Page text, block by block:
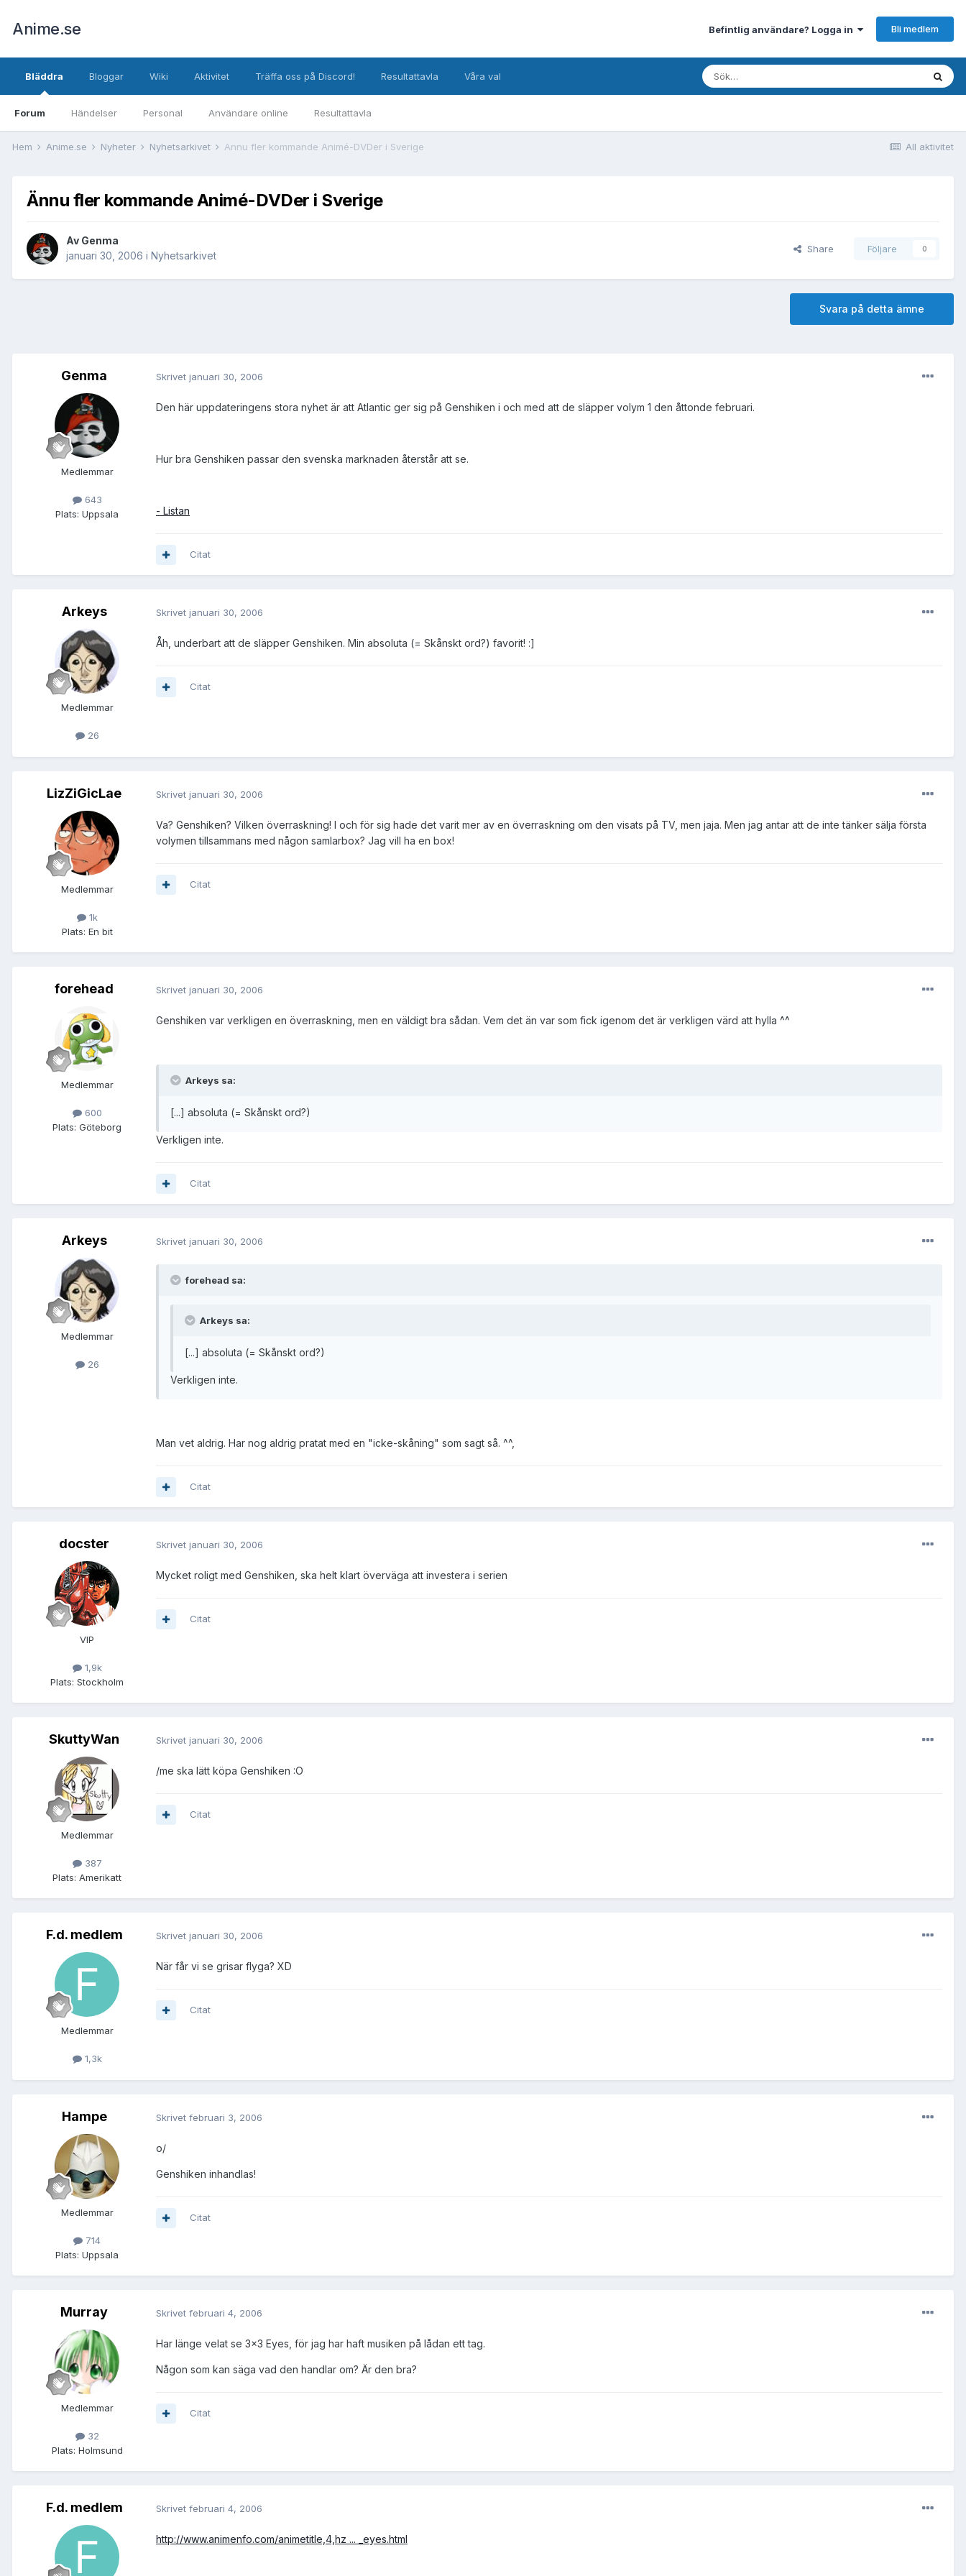
Anime.se Befintlig användare? Logga in Bli medlem
Bläddra
Forum Händelser Personal Användare online Resultattavla
Bloggar Wiki Aktivitet Träffa oss på Discord! Resultattavla Våra val
All aktivitet
Hem Anime.se Nyheter Nyhetsarkivet Ännu fler kommande Animé-DVDer i Sverige
Ännu fler kommande Animé-DVDer i Sverige
Av Genma
januari 30, 2006 i Nyhetsarkivet
Share Följare 0
Svara på detta ämne
Genma
Medlemmar
643
Plats: Uppsala
Skrivet januari 30, 2006
Den här uppdateringens stora nyhet är att Atlantic ger sig på Genshiken i och med att de släpper volym 1 den åttonde februari.
Hur bra Genshiken passar den svenska marknaden återstår att se.
- Listan
Citat
Arkeys
Medlemmar
26
Skrivet januari 30, 2006
Åh, underbart att de släpper Genshiken. Min absoluta (= Skånskt ord?) favorit! :]
Citat
LizZiGicLae
Medlemmar
1k
Plats: En bit
Skrivet januari 30, 2006
Va? Genshiken? Vilken överraskning! I och för sig hade det varit mer av en överraskning om den visats på TV, men jaja. Men jag antar att de inte tänker sälja första
volymen tillsammans med någon samlarbox? Jag vill ha en box!
Citat
forehead
Medlemmar
600
Plats: Göteborg
Skrivet januari 30, 2006
Genshiken var verkligen en överraskning, men en väldigt bra sådan. Vem det än var som fick igenom det är verkligen värd att hylla ^^
Arkeys sa:
[...] absoluta (= Skånskt ord?)
Verkligen inte.
Citat
Arkeys
Medlemmar
26
Skrivet januari 30, 2006
forehead sa:
Arkeys sa:
[...] absoluta (= Skånskt ord?)
Verkligen inte.
Man vet aldrig. Har nog aldrig pratat med en "icke-skåning" som sagt så. ^^,
Citat
docster
VIP
1,9k
Plats: Stockholm
Skrivet januari 30, 2006
Mycket roligt med Genshiken, ska helt klart överväga att investera i serien
Citat
SkuttyWan
Medlemmar
387
Plats: Amerikatt
Skrivet januari 30, 2006
/me ska lätt köpa Genshiken :O
Citat
F.d. medlem
Medlemmar
1,3k
Skrivet januari 30, 2006
När får vi se grisar flyga? XD
Citat
Hampe
Medlemmar
714
Plats: Uppsala
Skrivet februari 3, 2006
o/
Genshiken inhandlas!
Citat
Murray
Medlemmar
32
Plats: Holmsund
Skrivet februari 4, 2006
Har länge velat se 3x3 Eyes, för jag har haft musiken på lådan ett tag.
Någon som kan säga vad den handlar om? Är den bra?
Citat
F.d. medlem Skrivet februari 4, 2006
http://www.animenfo.com/animetitle,4,hz ... _eyes.html